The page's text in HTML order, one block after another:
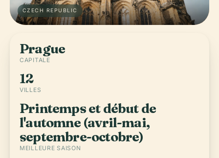
CZECH REPUBLIC
Prague
CAPITALE
12
VILLES
Printemps et début de
l'automne (avril-mai,
septembre-octobre)
MEILLEURE SAISON